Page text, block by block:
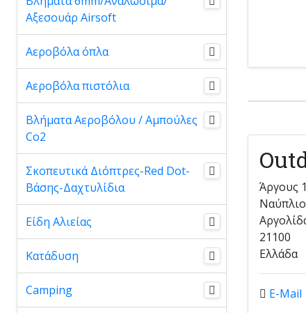
Άργους
Ναύπλιο
21100
Ελλάδα
E-Mail
Αξεσουάρ Airsoft
Αεροβόλα όπλα
Αεροβόλα πιστόλια
Βλήματα Αεροβόλου / Αμπούλες
Co2
Σκοπευτικά Διόπτρες-Red Dot-
Βάσης-Δαχτυλίδια
Είδη Αλιείας
Κατάδυση
Camping